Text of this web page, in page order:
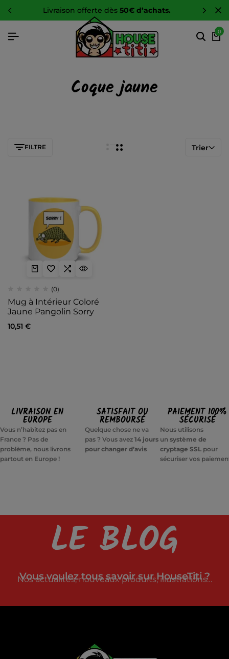
livraison offerte dès 50€ d’achats.
0
Coque jaune
FILTRE Trier
(0)
Mug à Intérieur Coloré
Jaune Pangolin Sorry
10,51 €
LIVRAISON EN
EUROPE
Vous n’habitez pas en
France ? Pas de
problème, nous livrons
partout en Europe !
SATISFAIT OU
REMBOURSÉ
Quelque chose ne va
pas ? Vous avez14 jours
pour changer d’avis
PAIEMENT 100%
SÉCURISÉ
Nous utilisons
un système de
cryptage SSLpour
sécuriser vos
LE BLOG
Vous voulez tous savoir sur HouseTiti ?
Nos actualités, nouveaux produits, illustrations…